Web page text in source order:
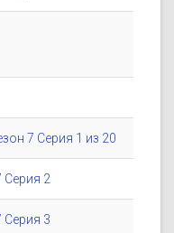
7 Серия 1 из 20
Серия 2
Серия 3